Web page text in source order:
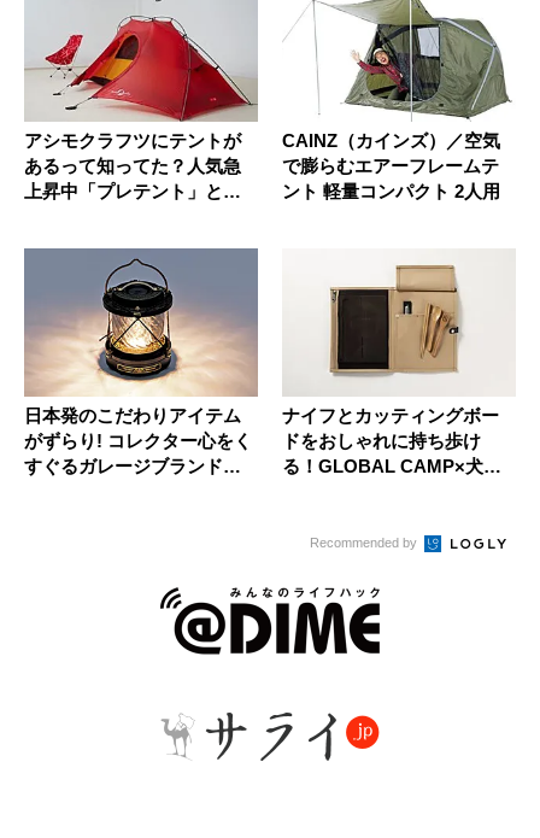
アシモクラフツにテントが
あるって知ってた？人気急
上昇中「プレテント」との
CAINZ（カインズ）／空気
で膨らむエアーフレームテ
ント 軽量コンパクト 2人用
日本発のこだわりアイテム
がずらり! コレクター心をく
すぐるガレージブランドの
ナイフとカッティングボー
ドをおしゃれに持ち歩け
る！GLOBAL CAMP×犬印
Recommended by